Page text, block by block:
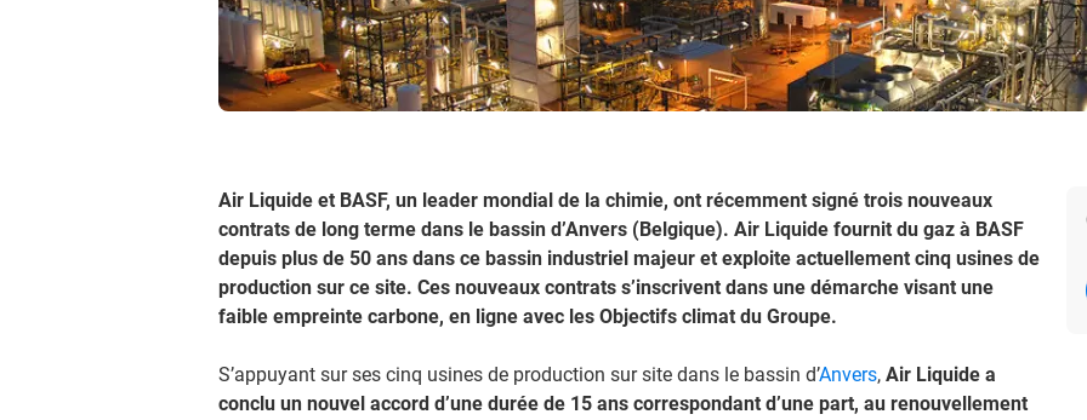
Air Liquide et BASF, un leader mondial de la chimie, ont récemment signé trois nouveaux
contrats de long terme dans le bassin d’Anvers (Belgique). Air Liquide fournit du gaz à BASF
depuis plus de 50 ans dans ce bassin industriel majeur et exploite actuellement cinq usines de
production sur ce site. Ces nouveaux contrats s’inscrivent dans une démarche visant une
faible empreinte carbone, en ligne avec les Objectifs climat du Groupe.
S’appuyant sur ses cinq usines de production sur site dans le bassin d’Anvers, Air Liquide a
conclu un nouvel accord d’une durée de 15 ans correspondant d’une part, au renouvellement